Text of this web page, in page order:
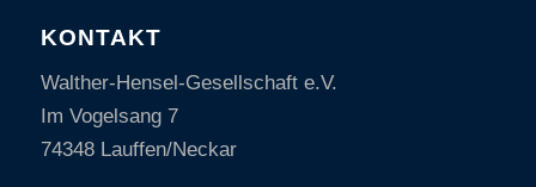
KONTAKT
Walther-Hensel-Gesellschaft e.V.
Im Vogelsang 7
74348 Lauffen/Neckar